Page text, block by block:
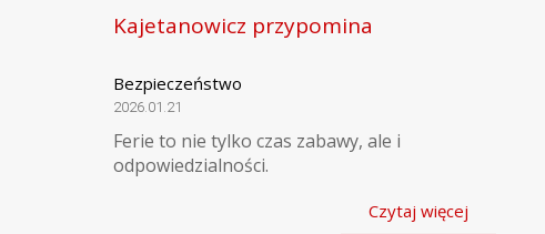
Kajetanowicz przypomina
Bezpieczeństwo
2026.01.21
Ferie to nie tylko czas zabawy, ale i
odpowiedzialności.
Czytaj więcej